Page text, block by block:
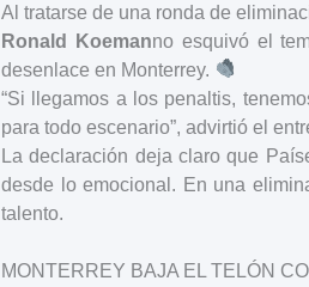
Al tratarse de una ronda de
Ronald Koemanno esquivó el
desenlace en Monterrey.
“Si llegamos a los penaltis,
para todo escenario”, advirtió el
La declaración deja claro que
desde lo emocional. En una
talento.
MONTERREY BAJA EL TELÓN